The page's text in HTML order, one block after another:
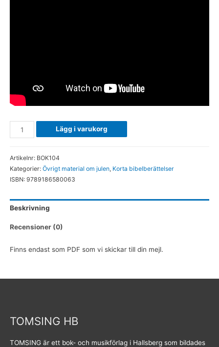
Jesus
föds
-
mängd
Lägg i varukorg
Artikelnr: BOK104
Kategorier: Övrigt material om julen, Korta bibelberättelser
ISBN: 9789186580063
Beskrivning
Recensioner (0)
Finns endast som PDF som vi skickar till din mejl.
TOMSING HB
TOMSING är ett bok- och musikförlag i Hallsberg som bildades